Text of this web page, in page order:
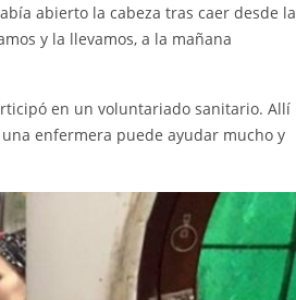
abierto la cabeza tras caer desde la
y la llevamos, a la mañana
en un voluntariado sanitario. Allí
enfermera puede ayudar mucho y